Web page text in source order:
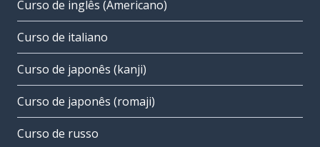
Curso de inglês (Americano)
Curso de italiano
Curso de japonês (kanji)
Curso de japonês (romaji)
Curso de russo